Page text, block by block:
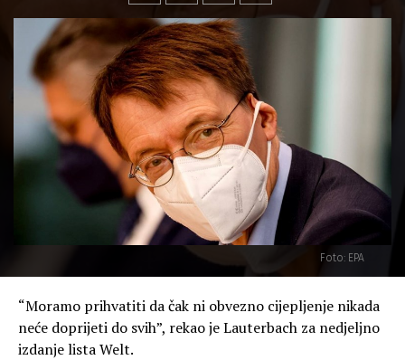
Foto: EPA
“Moramo prihvatiti da čak ni obvezno cijepljenje nikada
neće doprijeti do svih”, rekao je Lauterbach za nedjeljno
izdanje lista Welt.